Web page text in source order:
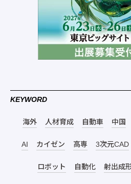
KEYWORD
海外 人材育成 自動車 中国
AI カイゼン 高専 3次元CAD
ロボット 自動化 射出成